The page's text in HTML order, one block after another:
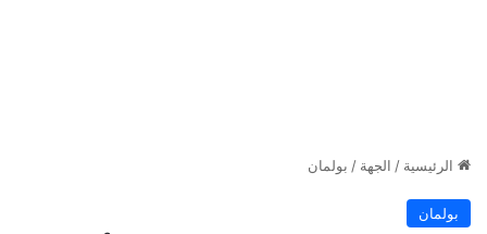
الرئيسية / الجهة / بولمان
بولمان